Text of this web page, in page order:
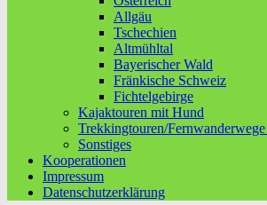
Allgäu
Tschechien
Altmühltal
Bayerischer Wald
Fränkische Schweiz
Fichtelgebirge
Kajaktouren mit Hund
Trekkingtouren/
Sonstiges
Kooperationen
Impressum
Datenschutzerklärung